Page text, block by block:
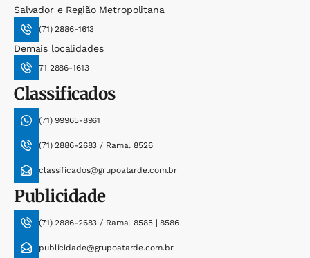
Salvador e Região Metropolitana
(71) 2886-1613
Demais localidades
71 2886-1613
Classificados
(71) 99965-8961
(71) 2886-2683 / Ramal 8526
classificados@grupoatarde.com.br
Publicidade
(71) 2886-2683 / Ramal 8585 | 8586
publicidade@grupoatarde.com.br